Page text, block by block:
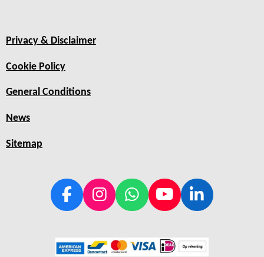
Privacy & Disclaimer
Cookie Policy
General Conditions
News
Sitemap
F
e
I
t
W
t
Y
T
L
k